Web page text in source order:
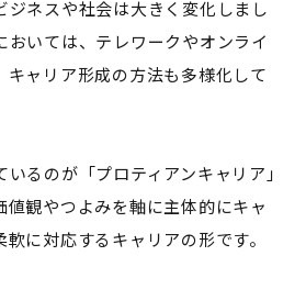
ジネスや社会は大きく変化しまし
おいては、テレワークやオンライ
キャリア形成の方法も多様化して
るのが「プロティアンキャリア」
値観やつよみを軸に主体的にキャ
に対応するキャリアの形です。